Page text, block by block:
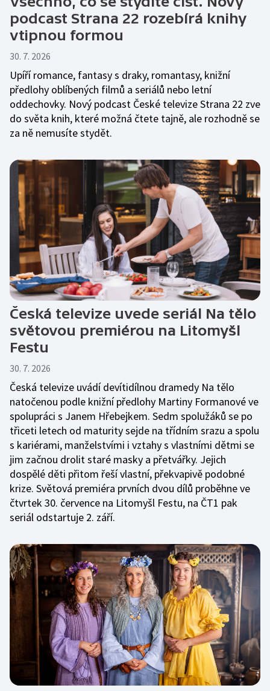
podcast Strana 22 rozebírá knihy
vtipnou formou
30. 7. 2026
Upíří romance, fantasy s draky, romantasy, knižní
předlohy oblíbených filmů a seriálů nebo letní
oddechovky. Nový podcast České televize Strana 22 zve
do světa knih, které možná čtete tajně, ale rozhodně se
za ně nemusíte stydět.
Česká televize uvede seriál Na tělo
světovou premiérou na Litomyšl
Festu
30. 7. 2026
Česká televize uvádí devítidílnou dramedy Na tělo
natočenou podle knižní předlohy Martiny Formanové ve
spolupráci s Janem Hřebejkem. Sedm spolužáků se po
třiceti letech od maturity sejde na třídním srazu a spolu
s kariérami, manželstvími i vztahy s vlastními dětmi se
jim začnou drolit staré masky a přetvářky. Jejich
dospělé děti přitom řeší vlastní, překvapivě podobné
krize. Světová premiéra prvních dvou dílů proběhne ve
čtvrtek 30. července na Litomyšl Festu, na ČT1 pak
seriál odstartuje 2. září.